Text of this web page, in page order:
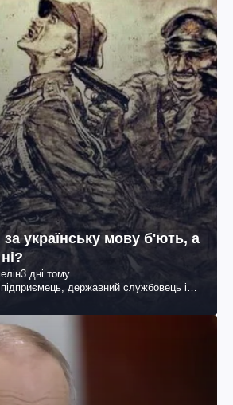
українську мову б'ють, а
3 дні тому
підприємець, державний службовець і